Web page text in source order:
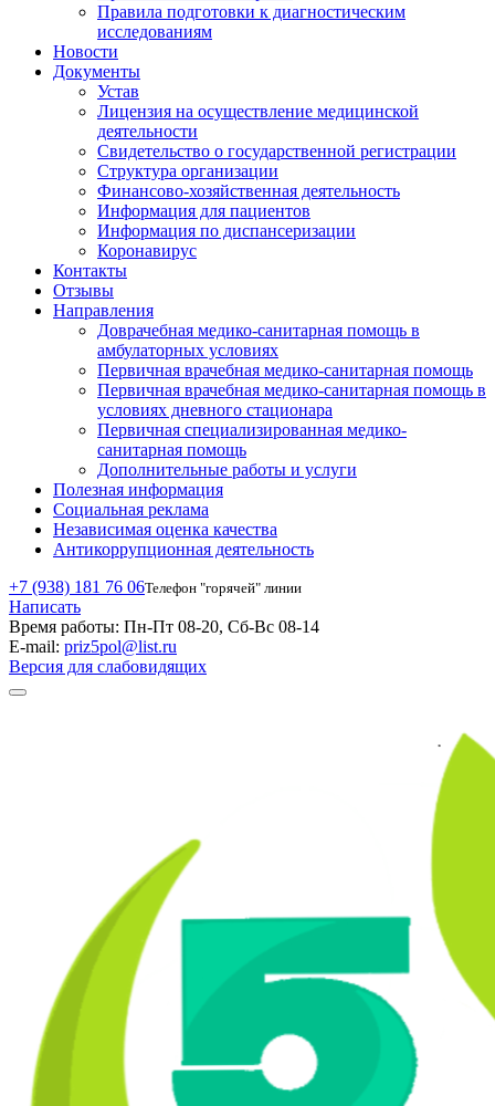
Правила подготовки к диагностическим
исследованиям
Новости
Документы
Устав
Лицензия на осуществление медицинской
деятельности
Свидетельство о государственной регистрации
Структура организации
Финансово-хозяйственная деятельность
Информация для пациентов
Информация по диспансеризации
Коронавирус
Контакты
Отзывы
Направления
Доврачебная медико-санитарная помощь в
амбулаторных условиях
Первичная врачебная медико-санитарная помощь
Первичная врачебная медико-санитарная помощь в
условиях дневного стационара
Первичная специализированная медико-
санитарная помощь
Дополнительные работы и услуги
Полезная информация
Социальная реклама
Независимая оценка качества
Антикоррупционная деятельность
+7 (938) 181 76 06Телефон "горячей" линии
Написать
Время работы: Пн-Пт 08-20, Сб-Вс 08-14
E-mail: priz5pol@list.ru
Версия для слабовидящих